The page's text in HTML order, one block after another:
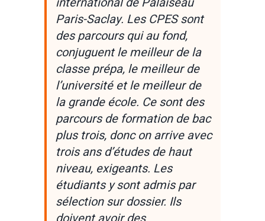
Paris-Saclay. Les CPES sont
des parcours qui au fond,
conjuguent le meilleur de la
classe prépa, le meilleur de
l’université et le meilleur de
la grande école. Ce sont des
parcours de formation de bac
plus trois, donc on arrive avec
trois ans d’études de haut
niveau, exigeants. Les
étudiants y sont admis par
sélection sur dossier. Ils